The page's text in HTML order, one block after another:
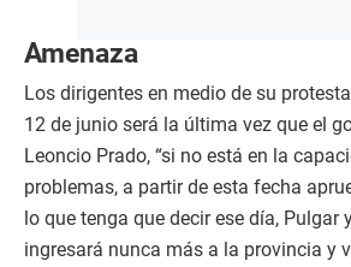
Amenaza
Los dirigentes en medio de su
12 de junio será la última vez que el
Leoncio Prado, “si no está en la
problemas, a partir de esta fecha
lo que tenga que decir ese día, Pulgar
ingresará nunca más a la provincia y